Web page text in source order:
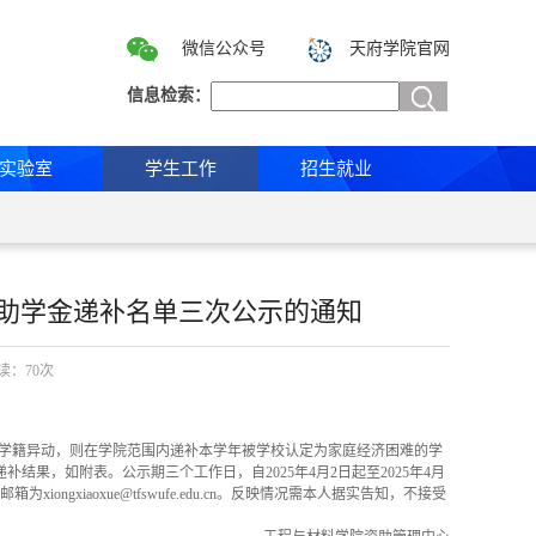
微信公众号 天府学院官网
信息检索：
实验室 学生工作 招生就业
学金递补名单三次公示的通知
： 70次
异动，则在学院范围内递补本学年被学校认定为家庭经济困难的学
补结果，如附表。公示期三个工作日，自2025年4月 2 日起至2025年4月
箱为xiongxiaoxue@tfswufe.edu.cn。反映情况需本人据实告知，不接受